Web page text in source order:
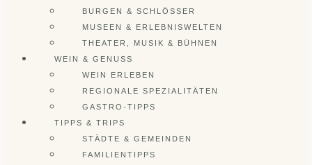
BURGEN & SCHLÖSSER
MUSEEN & ERLEBNISWELTEN
THEATER, MUSIK & BÜHNEN
WEIN & GENUSS
WEIN ERLEBEN
REGIONALE SPEZIALITÄTEN
GASTRO-TIPPS
TIPPS & TRIPS
STÄDTE & GEMEINDEN
FAMILIENTIPPS